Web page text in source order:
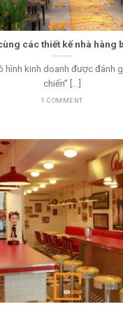
các thiết kế nhà hàng
hình kinh doanh được đánh
chiến” [...]
1 COMMENT